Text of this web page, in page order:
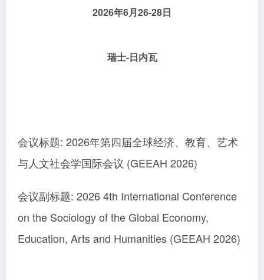
2026年6月26-28日
瑞士-日内瓦
会议标题: 2026年第四届全球经济、教育、艺术
与人文社会学国际会议 (GEEAH 2026)
会议副标题: 2026 4th International Conference
on the Sociology of the Global Economy,
Education, Arts and Humanities (GEEAH 2026)